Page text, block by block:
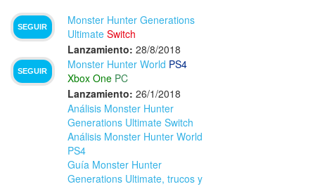
SEGUIR
Monster Hunter Generations
Ultimate Switch
Lanzamiento: 28/8/2018
SEGUIR
Monster Hunter World PS4
Xbox One PC
Lanzamiento: 26/1/2018
Análisis Monster Hunter
Generations Ultimate Switch
Análisis Monster Hunter World
PS4
Guía Monster Hunter
Generations Ultimate, trucos y